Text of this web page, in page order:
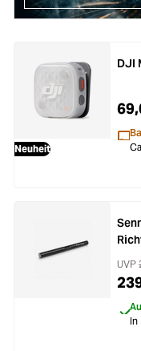
Neuheit
DJI
UVP
In